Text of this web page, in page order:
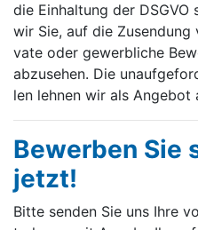
die Ein­hal­tung der
wir Sie, auf die
va­te oder ge­werb­li­che
ab­zu­se­hen. Die
len leh­nen wir als An­ge­bot
Be­werben Sie
jetzt!
Bit­te sen­den Sie uns Ihre